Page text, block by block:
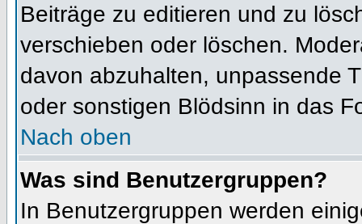
Beiträge zu editieren und zu
verschieben oder löschen.
davon abzuhalten, unpassende
oder sonstigen Blödsinn in das
Nach oben
Was sind Benutzergruppen?
In Benutzergruppen werden